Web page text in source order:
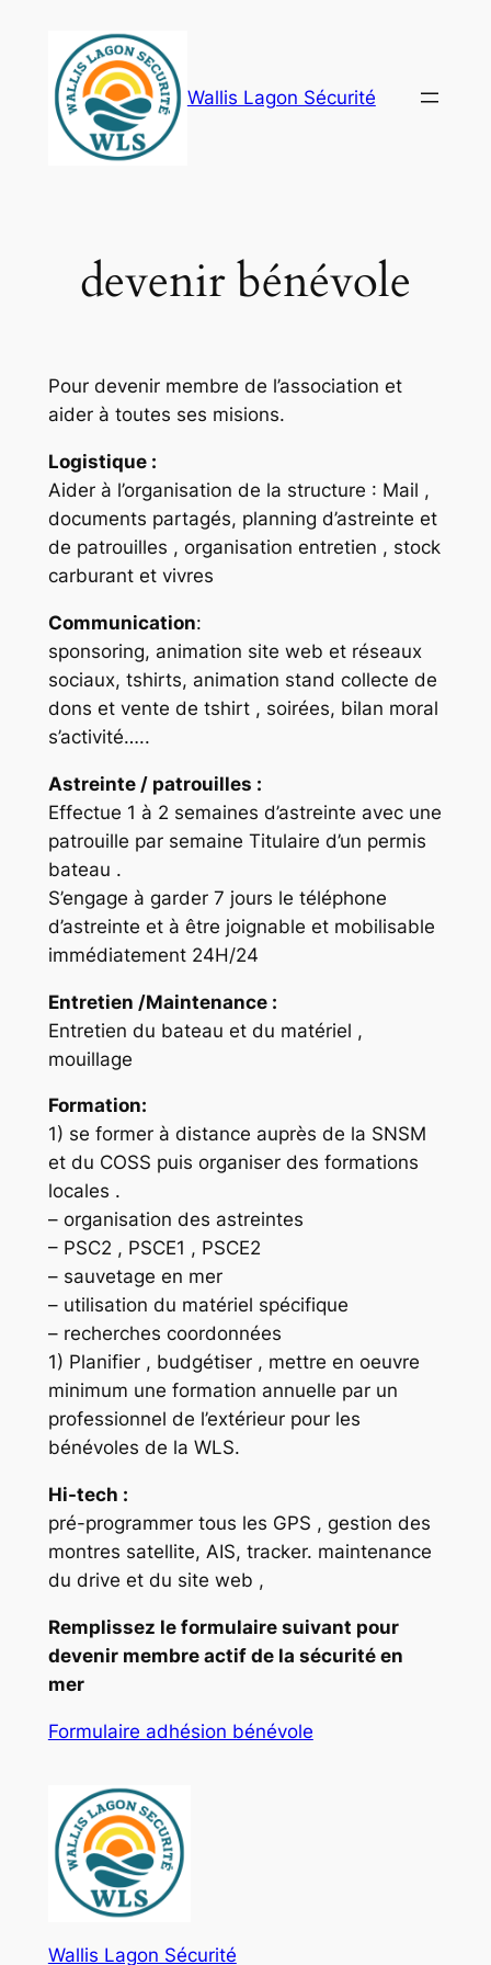
contenu
Wallis Lagon Sécurité
devenir bénévole
Pour devenir membre de l’association et
aider à toutes ses misions.
Logistique :
Aider à l’organisation de la structure : Mail ,
documents partagés, planning d’astreinte et
de patrouilles , organisation entretien , stock
carburant et vivres
Communication:
sponsoring, animation site web et réseaux
sociaux, tshirts, animation stand collecte de
dons et vente de tshirt , soirées, bilan moral
s’activité…..
Astreinte / patrouilles :
Effectue 1 à 2 semaines d’astreinte avec une
patrouille par semaine Titulaire d’un permis
bateau .
S’engage à garder 7 jours le téléphone
d’astreinte et à être joignable et mobilisable
immédiatement 24H/24
Entretien /Maintenance :
Entretien du bateau et du matériel ,
mouillage
Formation:
1) se former à distance auprès de la SNSM
et du COSS puis organiser des formations
locales .
– organisation des astreintes
– PSC2 , PSCE1 , PSCE2
– sauvetage en mer
– utilisation du matériel spécifique
– recherches coordonnées
1) Planifier , budgétiser , mettre en oeuvre
minimum une formation annuelle par un
professionnel de l’extérieur pour les
bénévoles de la WLS.
Hi-tech :
pré-programmer tous les GPS , gestion des
montres satellite, AIS, tracker. maintenance
du drive et du site web ,
Remplissez le formulaire suivant pour
devenir membre actif de la sécurité en
mer
Formulaire adhésion bénévole
Wallis Lagon Sécurité